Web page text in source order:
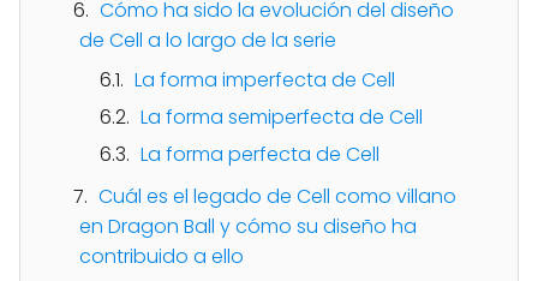
Cómo ha sido la evolución del diseño
de Cell a lo largo de la serie
La forma imperfecta de Cell
La forma semiperfecta de Cell
La forma perfecta de Cell
Cuál es el legado de Cell como villano
en Dragon Ball y cómo su diseño ha
contribuido a ello